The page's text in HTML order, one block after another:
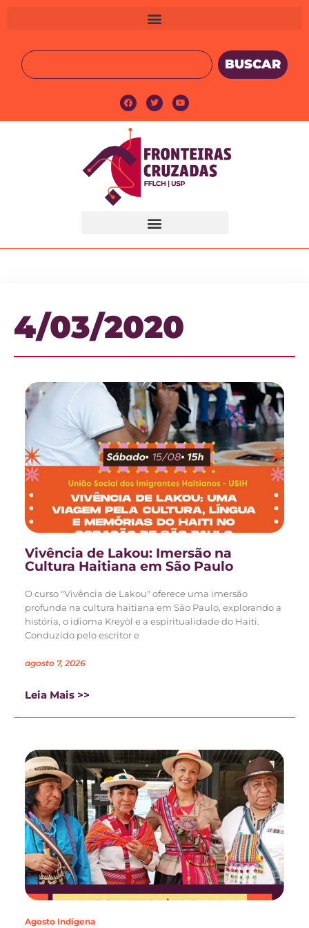
BUSCAR
4/03/2020
Vivência de Lakou: Imersão na
Cultura Haitiana em São Paulo
O curso "Vivência de Lakou" oferece uma imersão
profunda na cultura haitiana em São Paulo, explorando a
história, o idioma Kreyòl e a espiritualidade do Haiti.
Conduzido pelo escritor e
agosto 7, 2026
Leia Mais >>
Agosto Indígena